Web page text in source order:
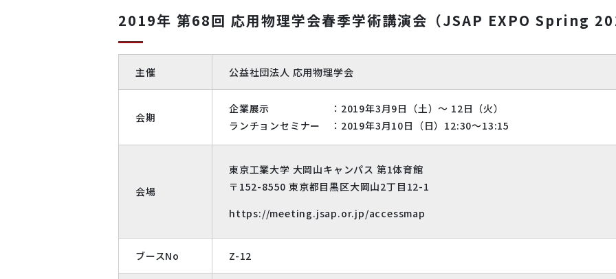
産業分野 受託測定 パーツ・消耗品販売
Quantum Design
ブル
料
2019年 第68回 応用物理学会春季学術講演会（JSAP EXPO Spring
主催 公益社団法人 応用物理学会
会期
企業展示 ：2019年3月9日（土）～ 12日（火）
ランチョンセミナー ：2019年3月10日（日）12:30～13:15
会場
東京工業大学 大岡山キャンパス 第1体育館
〒152-8550 東京都目黒区大岡山2丁目12-1
https://meeting.jsap.or.jp/accessmap
ブースNo Z-12